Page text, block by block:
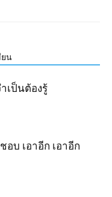
ยน
เป็นต้องรู้
บ เอาอีก เอาอีก